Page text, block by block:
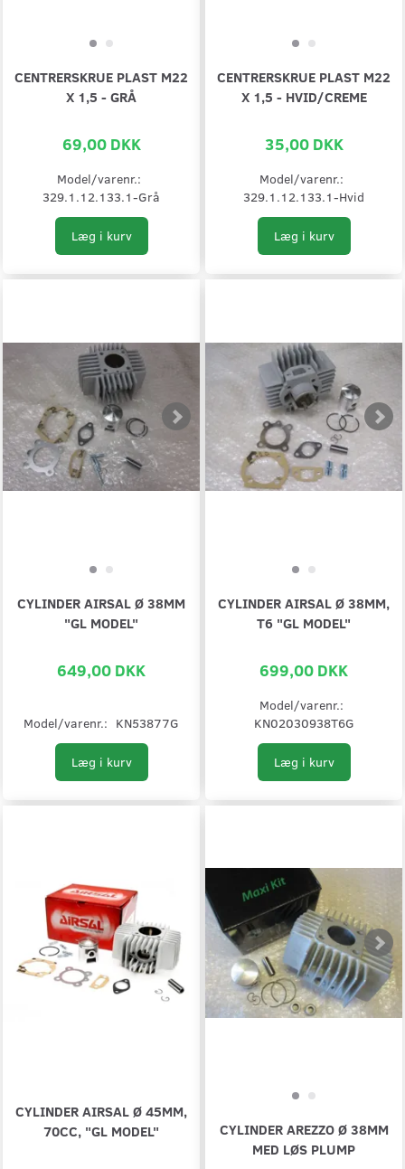
CENTRERSKRUE PLAST M22
X 1,5 - GRÅ
69,00 DKK
Model/varenr.:
329.1.12.133.1-Grå
Læg i kurv
CENTRERSKRUE PLAST M22
X 1,5 - HVID/CREME
35,00 DKK
Model/varenr.:
329.1.12.133.1-Hvid
Læg i kurv
CYLINDER AIRSAL Ø 38MM
"GL MODEL"
649,00 DKK
Model/varenr.: KN53877G
Læg i kurv
CYLINDER AIRSAL Ø 38MM,
T6 "GL MODEL"
699,00 DKK
Model/varenr.:
KN02030938T6G
Læg i kurv
CYLINDER AIRSAL Ø 45MM,
70CC, "GL MODEL"
CYLINDER AREZZO Ø 38MM
MED LØS PLUMP